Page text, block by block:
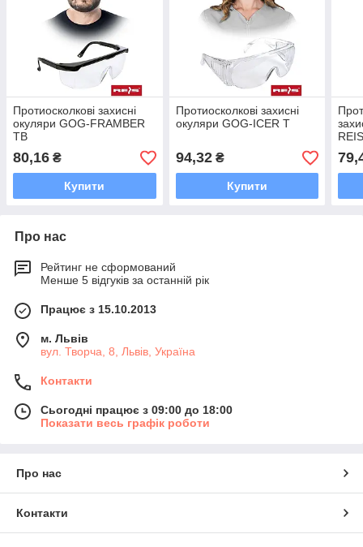
Протиосколкові захисні
окуляри GOG-FRAMBER
TB
80,16 ₴
Купити
Протиосколкові захисні
окуляри GOG-ICER T
94,32₴
Купити
Про нас
Рейтинг не сформований
Менше 5 відгуків за останній рік
Працює з 15.10.2013
м. Львів
вул. Творча, 8, Львів, Україна
Контакти
Сьогодні працює з 09:00 до 18:00
Показати весь графік роботи
Про нас
Контакти